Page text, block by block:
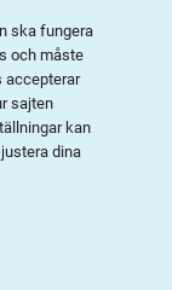
ska fungera
och måste
accepterar
sajten
kan
dina